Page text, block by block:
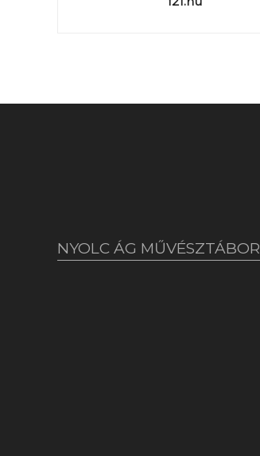
NYOLC ÁG MŰVÉSZTÁBOR